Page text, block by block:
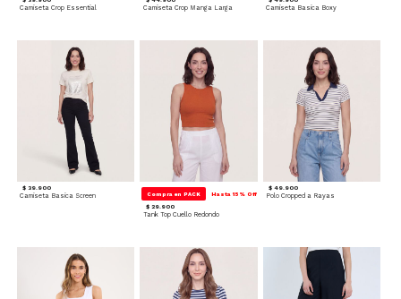
Camiseta Crop Essential Camiseta Crop Manga Larga Camiseta Basica Boxy
$ 39.900
Camiseta Basica Screen Compra en PACK Hasta 15% Off
$ 29.900
Tank Top Cuello Redondo
$ 49.900
Polo Cropped a Rayas